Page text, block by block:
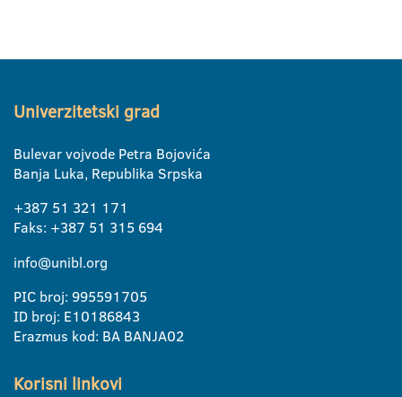
Univerzitetski grad
Bulevar vojvode Petra Bojovića
Banja Luka, Republika Srpska
+387 51 321 171
Faks: +387 51 315 694
info@unibl.org
PIC broj: 995591705
ID broj: E10186843
Erazmus kod: BA BANJA02
Korisni linkovi